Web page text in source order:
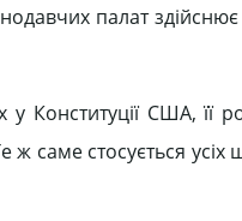
палат
США, її
стосується усіх